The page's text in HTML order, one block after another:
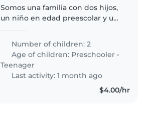
Somos una familia con dos hijos,
un niño en edad preescolar y un
niñera que pueda ayudarlos con
sus tareas y que se sienta
cómoda en un ambiente
familiar...
Number of children: 2
Age of children: Preschooler •
Teenager
Last activity: 1 month ago
$4.00/hr